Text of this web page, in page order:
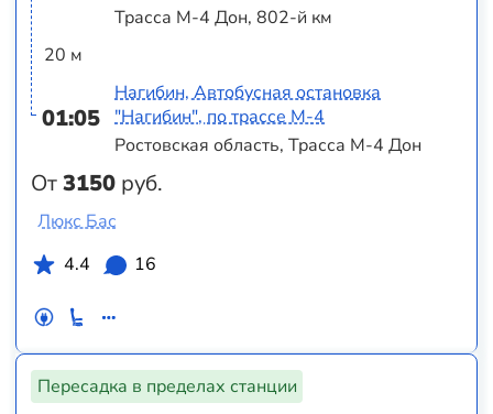
20 м
01:05
От3150 руб.
Трасса М-4 Дон, 802-й км
Нагибин, Автобусная остановка
"Нагибин", по трассе М-4
Ростовская область, Трасса М-4 Дон
Люкс Бас
4.4
16
Пересадка в пределах станции